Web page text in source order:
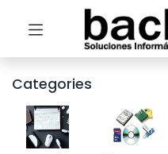
Categories